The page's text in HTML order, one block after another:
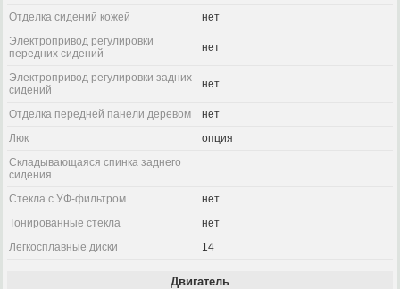
Отделка сидений кожей
нет
Электропривод регулировки
передних сидений
нет
Электропривод регулировки задних
сидений
нет
Отделка передней панели деревом
нет
Люк
опция
Складывающаяся спинка заднего
сидения
----
Стекла с УФ-фильтром
нет
Тонированные стекла
нет
Легкосплавные диски
14
Двигатель